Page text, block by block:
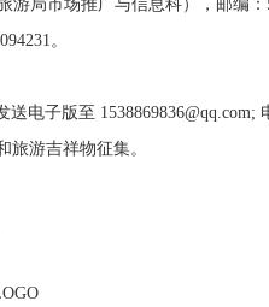
游局市场推广与信息科），邮编
。
送电子版至
旅游吉祥物征集。